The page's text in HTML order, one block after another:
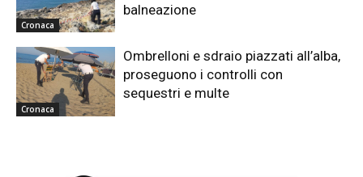
Cronaca
balneazione
Cronaca
Ombrelloni e sdraio piazzati all’alba,
proseguono i controlli con
sequestri e multe